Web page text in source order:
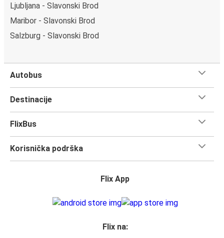
Ljubljana - Slavonski Brod
Maribor - Slavonski Brod
Salzburg - Slavonski Brod
Autobus
Destinacije
FlixBus
Korisnička podrška
Flix App
Flix na: